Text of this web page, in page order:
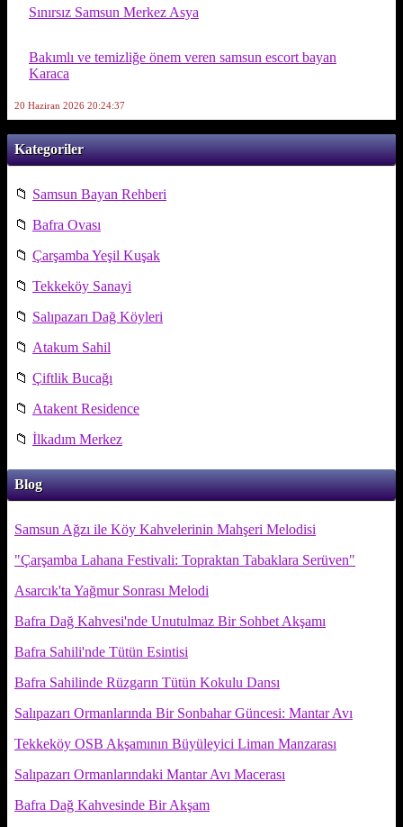
Kategoriler
📁 Samsun Bayan Rehberi
📁 Bafra Ovası
📁 Çarşamba Yeşil Kuşak
📁 Tekkeköy Sanayi
📁 Salıpazarı Dağ Köyleri
📁 Atakum Sahil
📁 Çiftlik Bucağı
📁 Atakent Residence
📁 İlkadım Merkez
Blog
Samsun Ağzı ile Köy Kahvelerinin Mahşeri Melodisi
"Çarşamba Lahana Festivali: Topraktan Tabaklara Serüven"
Asarcık'ta Yağmur Sonrası Melodi
Bafra Dağ Kahvesi'nde Unutulmaz Bir Sohbet Akşamı
Bafra Sahili'nde Tütün Esintisi
Bafra Sahilinde Rüzgarın Tütün Kokulu Dansı
Salıpazarı Ormanlarında Bir Sonbahar Güncesi: Mantar Avı
Tekkeköy OSB Akşamının Büyüleyici Liman Manzarası
Salıpazarı Ormanlarındaki Mantar Avı Macerası
Bafra Dağ Kahvesinde Bir Akşam
Sınırsız Samsun Merkez Asya
Bakımlı ve temizliğe önem veren samsun escort bayan
Karaca
20 Haziran 2026 20:24:37